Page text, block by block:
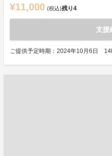
¥11,000 (税込)残り4
支援
ご提供予定時期：2024年10月6日 14